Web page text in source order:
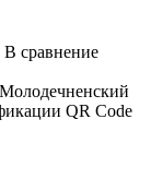
В сравнение